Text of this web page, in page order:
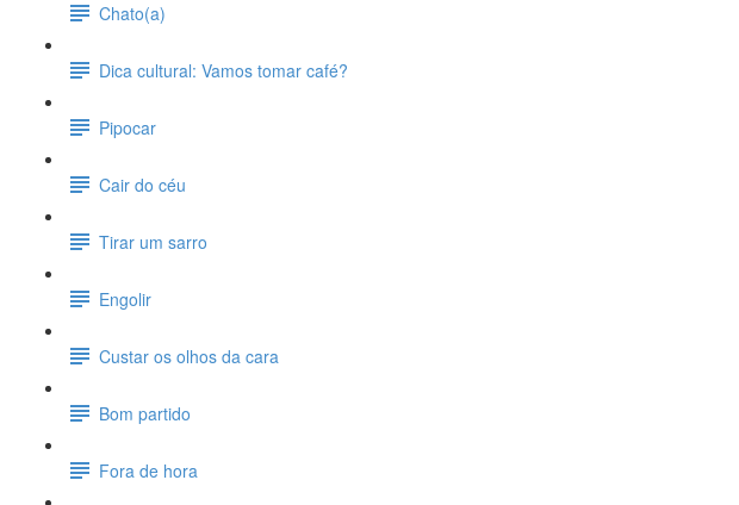
Chato(a)
Dica cultural: Vamos tomar café?
Pipocar
Cair do céu
Tirar um sarro
Engolir
Custar os olhos da cara
Bom partido
Fora de hora